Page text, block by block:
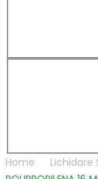
Home Lichidare